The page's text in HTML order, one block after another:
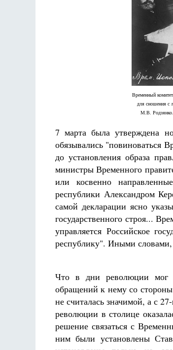
Временный
для сношения с
М.В.
7 марта была утверждена
обязывались "повиноваться
до установления образа
министры Временного
или косвенно
республики Александром
самой декларации ясно
государственного строя...
управляется Российское
республику". Иными словами,
Что в дни революции мог
обращений к нему со
не считалась значимой, а с
революции в столице
решение связаться с
ним были установлены